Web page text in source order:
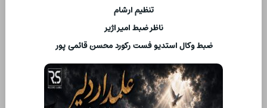
تنظیم ارشام
ناظر ضبط امیر اژیر
ضبط وکال استدیو فست رکورد محسن قائمی پور